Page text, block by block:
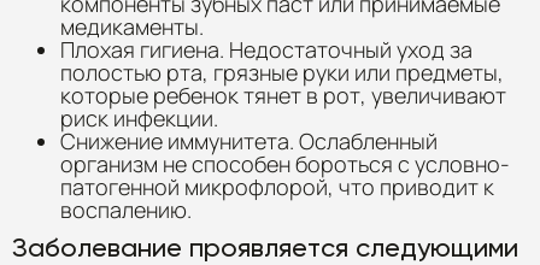
медикаменты.
Плохая гигиена. Недостаточный уход за
полостью рта, грязные руки или предметы,
которые ребенок тянет в рот, увеличивают
риск инфекции.
Снижение иммунитета. Ослабленный
организм не способен бороться с условно-
патогенной микрофлорой, что приводит к
воспалению.
Заболевание проявляется следующими